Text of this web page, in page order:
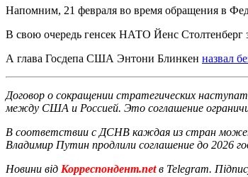
Напомним, 21 февраля во время обращения в
В свою очередь генсек НАТО Йенс Столтенберг
А глава Госдепа США Энтони Блинкен назвал
Договор о сокращении стратегических
между США и Россией. Это соглашение
В соответствии с ДСНВ каждая из стран может
Владимир Путин продлили соглашение до 2026
Новини від Корреспондент.netв Telegram.